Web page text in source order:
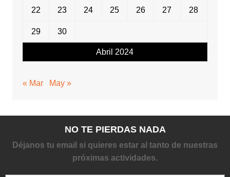
Abril 2024
22 23 24 25 26 27 28
29 30
« Mar May »
NO TE PIERDAS NADA
Déjanos tu email si quieres estar al tanto de nuestras
próximas actividades.